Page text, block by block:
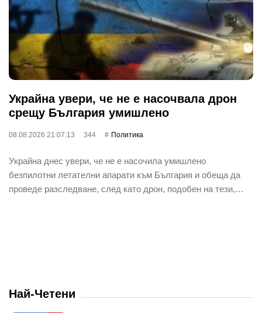
Украйна увери, че не е насочвала дрон
срещу България умишлено
08.08.2026 21:07:13 344 Политика
Украйна днес увери, че не е насочила умишлено
безпилотни летателни апарати към България и обеща да
проведе разследване, след като дрон, подобен на тези,…
Най-Четени